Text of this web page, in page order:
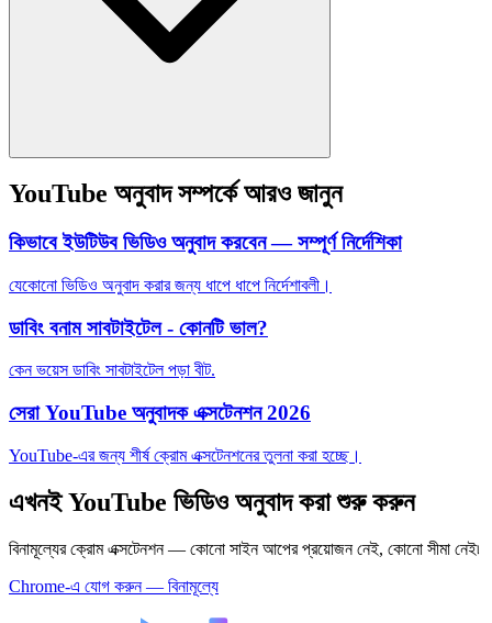
YouTube অনুবাদ সম্পর্কে আরও জানুন
কিভাবে ইউটিউব ভিডিও অনুবাদ করবেন — সম্পূর্ণ নির্দেশিকা
যেকোনো ভিডিও অনুবাদ করার জন্য ধাপে ধাপে নির্দেশাবলী।
ডাবিং বনাম সাবটাইটেল - কোনটি ভাল?
কেন ভয়েস ডাবিং সাবটাইটেল পড়া বীট.
সেরা YouTube অনুবাদক এক্সটেনশন 2026
YouTube-এর জন্য শীর্ষ ক্রোম এক্সটেনশনের তুলনা করা হচ্ছে।
এখনই YouTube ভিডিও অনুবাদ করা শুরু করুন
বিনামূল্যের ক্রোম এক্সটেনশন — কোনো সাইন আপের প্রয়োজন নেই, কোনো সীমা নেই৷
Chrome-এ যোগ করুন — বিনামূল্যে